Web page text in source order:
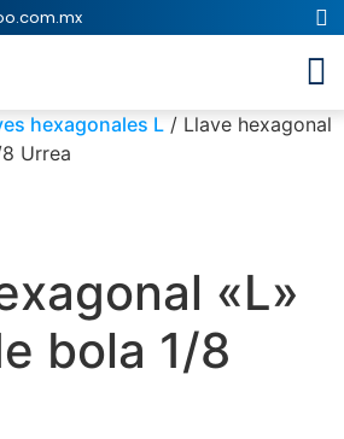
hexagonales L / Llave hexagonal
Urrea
«L»
bola 1/8